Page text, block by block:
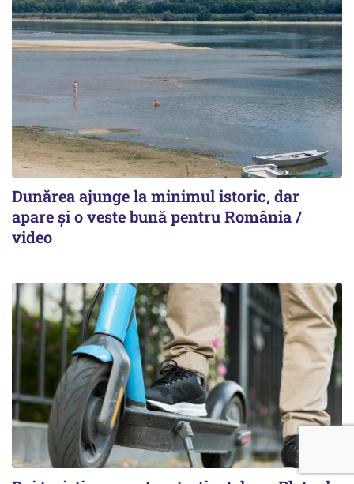
Dunărea ajunge la minimul istoric, dar
apare și o veste bună pentru România /
video